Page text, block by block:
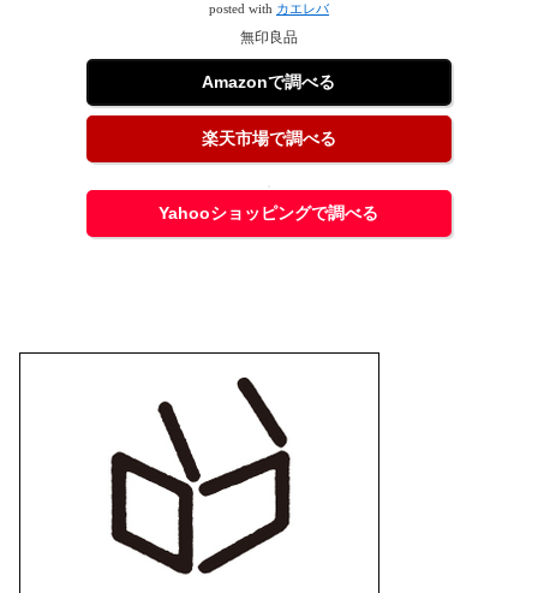
posted with カエレバ
無印良品
Amazonで調べる
楽天市場で調べる
Yahooショッピングで調べる